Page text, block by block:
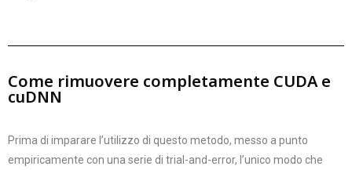
Come rimuovere completamente CUDA e
cuDNN
Prima di imparare l’utilizzo di questo metodo, messo a punto
empiricamente con una serie di trial-and-error, l’unico modo che